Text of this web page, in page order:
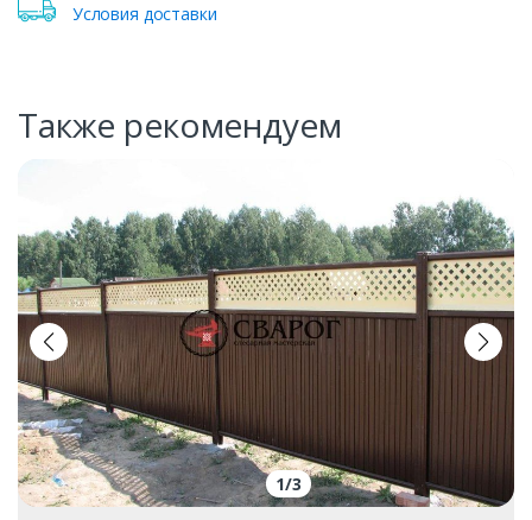
Условия доставки
Также рекомендуем
1/3